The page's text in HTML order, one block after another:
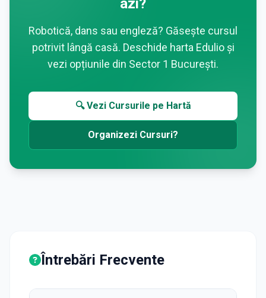
azi?
Robotică, dans sau engleză? Găsește cursul
potrivit lângă casă. Deschide harta Edulio și
vezi opțiunile din Sector 1 București.
🔍 Vezi Cursurile pe Hartă
Organizezi Cursuri?
Întrebări Frecvente